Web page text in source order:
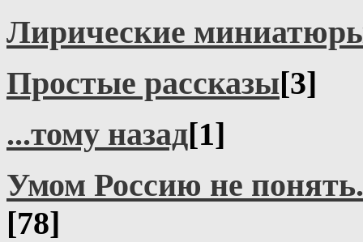
Лирические
Простые рассказы[3]
...тому назад[1]
Умом Россию не
[78]